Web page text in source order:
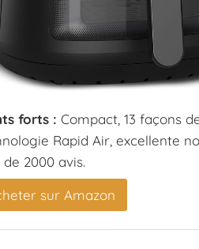
forts : Compact, 13 façons
Rapid Air, excellente
de 2000 avis.
sur Amazon